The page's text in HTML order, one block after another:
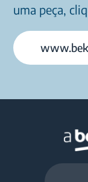
uma peça,